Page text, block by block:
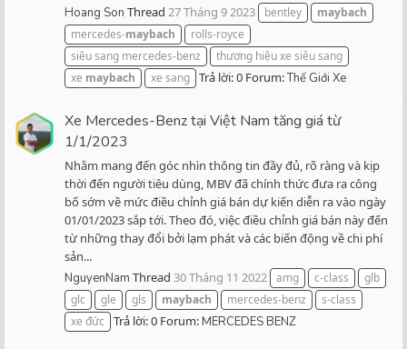
Hoang Son Thread 27 Tháng 9 2023 bentley
maybach
mercedes-maybach
rolls-royce
siêu sang mercedes-benz
thương hiệu xe siêu sang
xe maybach xe sang Trả lời: 0 Forum:Thế Giới Xe
Xe Mercedes-Benz tại Việt Nam tăng giá từ
1/1/2023
Nhằm mang đến góc nhìn thông tin đầy đủ, rõ ràng và kịp
thời đến người tiêu dùng, MBV đã chính thức đưa ra công
bố sớm về mức điều chỉnh giá bán dự kiến diễn ra vào ngày
01/01/2023 sắp tới. Theo đó, việc điều chỉnh giá bán này đến
từ những thay đổi bởi lạm phát và các biến động về chi phí
sản...
NguyenNam Thread 30 Tháng 11 2022 amg c-class
glb
glc
gle gls maybach mercedes-benz
s-class
xe đức
Trả lời: 0 Forum:MERCEDES BENZ